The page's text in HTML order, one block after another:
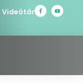
Videótár